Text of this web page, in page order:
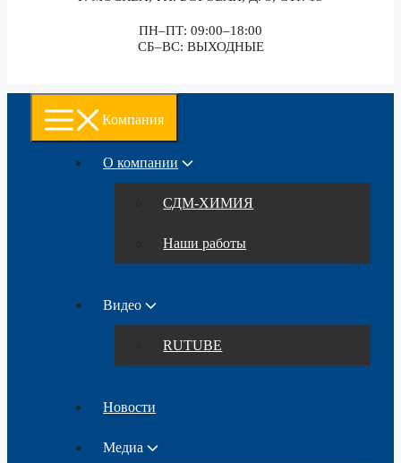
ПН–ПТ: 09:00–18:00
СБ–ВС: ВЫХОДНЫЕ
Компания
О компании
СДМ-ХИМИЯ
Наши работы
Видео
RUTUBE
Новости
Медиа